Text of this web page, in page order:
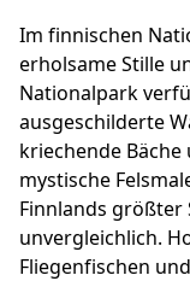
Im finnischen
erholsame Stille
Nationalpark
ausgeschilderte
kriechende Bäche
mystische
Finnlands größter
unvergleichlich.
Fliegenfischen